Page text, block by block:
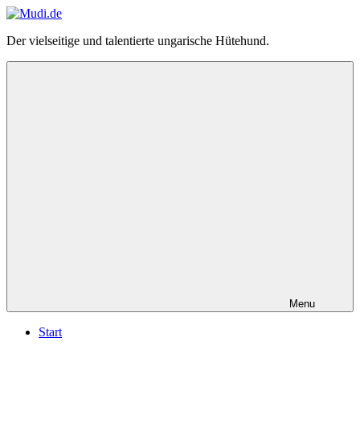
Zum
springen
Mudi.de
Der vielseitige und talentierte ungarische Hütehund.
Menu
Start